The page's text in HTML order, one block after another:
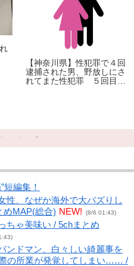
【神奈川県】性犯罪で４回
逮捕された男、野放しにさ
れてまた性犯罪 ５回目の
短編集！
性、なぜか海外で大バズりし
めMAP(総合) NEW! (8/6 01:43)
ちゃ美味い / 5chまとめ
ンドマン、白々しい綺麗事を
の所業が発覚してしまい…… /